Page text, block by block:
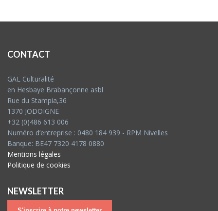
CONTACT
GAL Culturalité
en Hesbaye Brabançonne asbl
Rue du Stampia,36
1370 JODOIGNE
+32 (0)486 613 006
Numéro d’entreprise : 0480 184 939 - RPM Nivelles
Banque: BE47 7320 4178 0880
Mentions légales
Politique de cookies
NEWSLETTER